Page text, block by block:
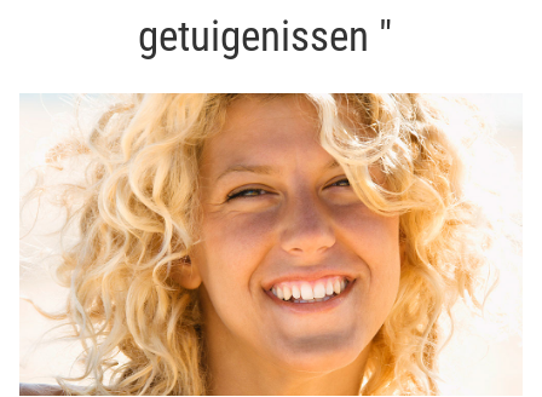
getuigenissen "